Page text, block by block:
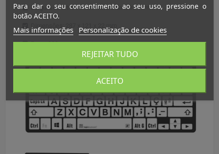
Largura da letra 10mm - Altura da letra 10mm
Peso: 320g
Para dar o seu consentimento ao seu uso, pressione o
botão ACEITO.
Mais informações Personalização de cookies
REJEITAR TUDO
ACEITO